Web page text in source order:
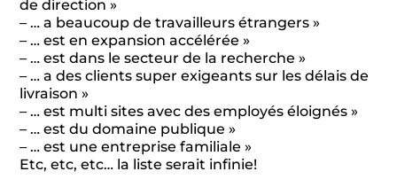
de direction »
– … a beaucoup de travailleurs étrangers »
– … est en expansion accélérée »
– … est dans le secteur de la recherche »
– … a des clients super exigeants sur les délais de
livraison »
– … est multi sites avec des employés éloignés »
– … est du domaine publique »
– … est une entreprise familiale »
Etc, etc, etc… la liste serait infinie!